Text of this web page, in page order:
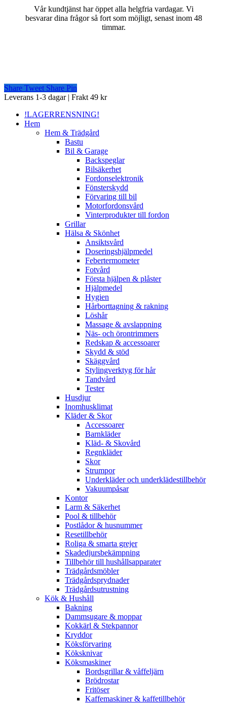
Vår kundtjänst har öppet alla helgfria vardagar. Vi
besvarar dina frågor så fort som möjligt, senast inom 48
timmar.
Share Tweet Share Pin
Close
Leverans 1-3 dagar | Frakt 49 kr
!LAGERRENSNING!
Hem
Hem & Trädgård
Bastu
Bil & Garage
Backspeglar
Bilsäkerhet
Fordonselektronik
Fönsterskydd
Förvaring till bil
Motorfordonsvård
Vinterprodukter till fordon
Grillar
Hälsa & Skönhet
Ansiktsvård
Doseringshjälpmedel
Febertermometer
Fotvård
Första hjälpen & plåster
Hjälpmedel
Hygien
Hårborttagning & rakning
Löshår
Massage & avslappning
Näs- och örontrimmers
Redskap & accessoarer
Skydd & stöd
Skäggvård
Stylingverktyg för hår
Tandvård
Tester
Husdjur
Inomhusklimat
Kläder & Skor
Accessoarer
Barnkläder
Kläd- & Skovård
Regnkläder
Skor
Strumpor
Underkläder och underklädestillbehör
Vakuumpåsar
Kontor
Larm & Säkerhet
Pool & tillbehör
Postlådor & husnummer
Resetillbehör
Roliga & smarta grejer
Skadedjursbekämpning
Tillbehör till hushållsapparater
Trädgårdsmöbler
Trädgårdsprydnader
Trädgårdsutrustning
Kök & Hushåll
Bakning
Dammsugare & moppar
Kokkärl & Stekpannor
Kryddor
Köksförvaring
Köksknivar
Köksmaskiner
Bordsgrillar & våffeljärn
Brödrostar
Fritöser
Kaffemaskiner & kaffetillbehör